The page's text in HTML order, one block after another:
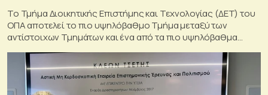
Το Τμήμα Διοικητικής Επιστήμης και Τεχνολογίας (ΔΕΤ) του
ΟΠΑ αποτελεί το πιο υψηλόβαθμο Τμήμα μεταξύ των
αντίστοιχων Τμημάτων και ένα από τα πιο υψηλόβαθμα